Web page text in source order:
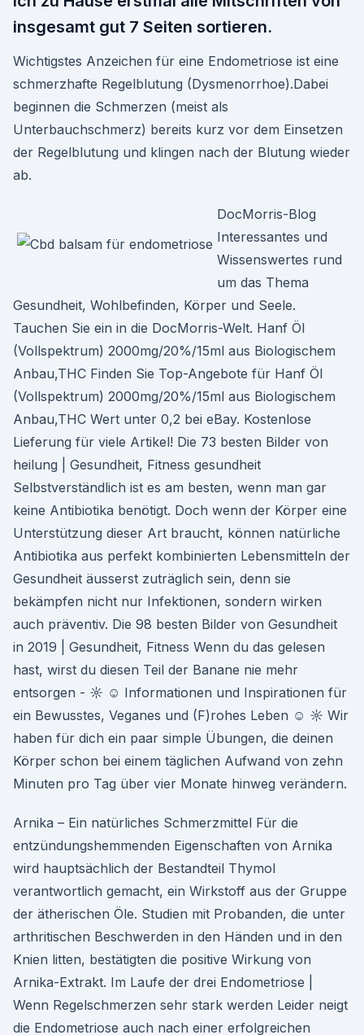
insgesamt gut 7 Seiten sortieren.
Wichtigstes Anzeichen für eine Endometriose ist eine
schmerzhafte Regelblutung (Dysmenorrhoe).Dabei
beginnen die Schmerzen (meist als
Unterbauchschmerz) bereits kurz vor dem Einsetzen
der Regelblutung und klingen nach der Blutung wieder
ab.
DocMorris-Blog
Interessantes und
Wissenswertes rund
um das Thema
Gesundheit, Wohlbefinden, Körper und Seele.
Tauchen Sie ein in die DocMorris-Welt. Hanf Öl
(Vollspektrum) 2000mg/20%/15ml aus Biologischem
Anbau,THC Finden Sie Top-Angebote für Hanf Öl
(Vollspektrum) 2000mg/20%/15ml aus Biologischem
Anbau,THC Wert unter 0,2 bei eBay. Kostenlose
Lieferung für viele Artikel! Die 73 besten Bilder von
heilung | Gesundheit, Fitness gesundheit
Selbstverständlich ist es am besten, wenn man gar
keine Antibiotika benötigt. Doch wenn der Körper eine
Unterstützung dieser Art braucht, können natürliche
Antibiotika aus perfekt kombinierten Lebensmitteln der
Gesundheit äusserst zuträglich sein, denn sie
bekämpfen nicht nur Infektionen, sondern wirken
auch präventiv. Die 98 besten Bilder von Gesundheit
in 2019 | Gesundheit, Fitness Wenn du das gelesen
hast, wirst du diesen Teil der Banane nie mehr
entsorgen - ☼ ☺ Informationen und Inspirationen für
ein Bewusstes, Veganes und (F)rohes Leben ☺ ☼ Wir
haben für dich ein paar simple Übungen, die deinen
Körper schon bei einem täglichen Aufwand von zehn
Minuten pro Tag über vier Monate hinweg verändern.
Arnika – Ein natürliches Schmerzmittel Für die
entzündungshemmenden Eigenschaften von Arnika
wird hauptsächlich der Bestandteil Thymol
verantwortlich gemacht, ein Wirkstoff aus der Gruppe
der ätherischen Öle. Studien mit Probanden, die unter
arthritischen Beschwerden in den Händen und in den
Knien litten, bestätigten die positive Wirkung von
Arnika-Extrakt. Im Laufe der drei Endometriose |
Wenn Regelschmerzen sehr stark werden Leider neigt
die Endometriose auch nach einer erfolgreichen